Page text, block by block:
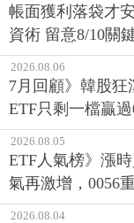
帳面獲利落袋才
資術 留意8/10關
2026.08.06
7月回顧》韓股狂
ETF只剩一檔贏過
2026.08.05
ETF人氣榜》漲
氣再激增，0056
2026.08.04